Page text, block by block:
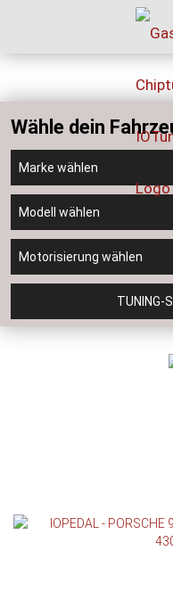
Wähle dein
TUNING-